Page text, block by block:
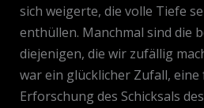
sich weigerte, die volle Tiefe
enthüllen. Manchmal sind die
diejenigen, die wir zufällig
war ein glücklicher Zufall, eine
Erforschung des Schicksals